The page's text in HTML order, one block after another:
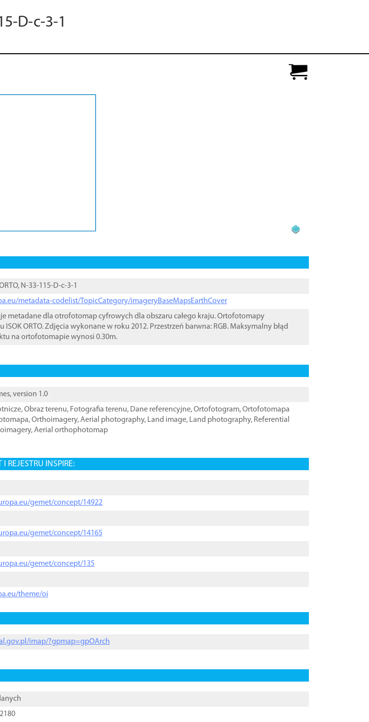
D-c-3-1
N-33-115-D-c-3-1
metadata-codelist/TopicCategory/imageryBaseMapsEarthCover
metadane dla otrofotomap cyfrowych dla obszaru całego kraju. Ortofotomapy
ISOK ORTO. Zdjęcia wykonane w roku 2012. Przestrzeń barwna: RGB. Maksymalny błąd
na ortofotomapie wynosi 0.30m.
version 1.0
,Obraz terenu, Fotografia terenu, Dane referencyjne,Ortofotogram,Ortofotomapa
,Orthoimagery,Aerial photography, Land image, Land photography, Referential
,Aerial orthophotomap
REJESTRU INSPIRE:
gemet/concept/14922
gemet/concept/14165
gemet/concept/135
theme/oi
imap/?gpmap=gpOArch